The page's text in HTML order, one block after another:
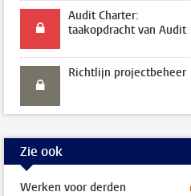
Audit Charter:
taakopdracht van Audit
Richtlijn projectbeheer
Zie ook
Werken voor derden